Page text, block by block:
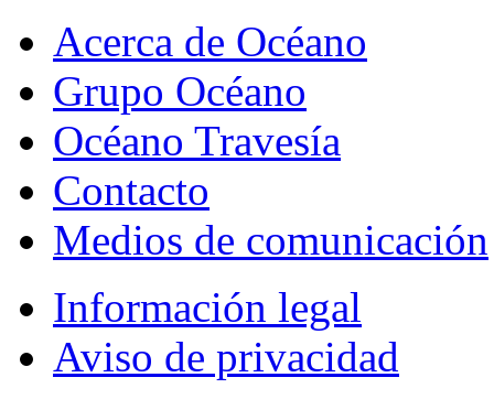
Acerca de Océano
Grupo Océano
Océano Travesía
Contacto
Medios de comunicación
Información legal
Aviso de privacidad